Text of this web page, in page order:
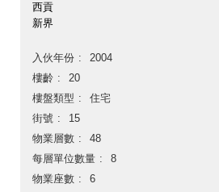
西貢
新界
入伙年份
2004
樓齡
20
樓盤類型
住宅
街號
15
物業層數
48
每層單位數量
8
物業座數
6